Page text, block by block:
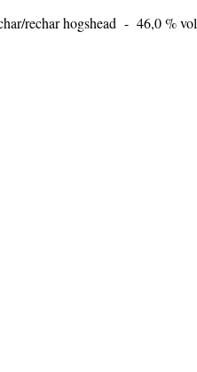
rechar hogshead  -  46,0 % vol